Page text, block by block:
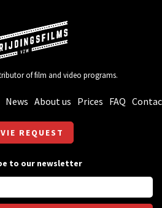
of film and video programs.
News About us Prices FAQ
REQUEST
to our newsletter